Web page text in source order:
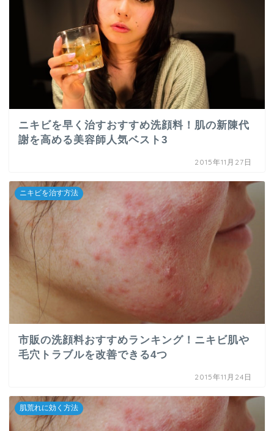
ニキビを早く治すおすすめ洗顔料！肌の新陳代
謝を高める美容師人気ベスト3
2015年11月27日
ニキビを治す方法
市販の洗顔料おすすめランキング！ニキビ肌や
毛穴トラブルを改善できる4つ
2015年11月24日
肌荒れに効く方法